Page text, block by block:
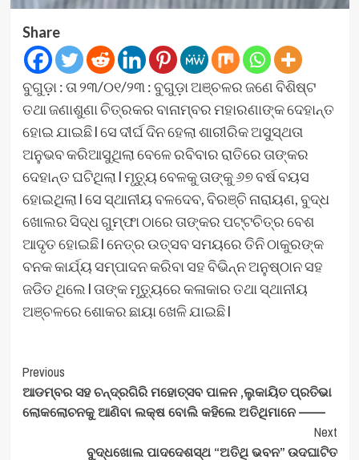
Share
ବୁଗୁଡ଼ା : ତା ୨୩/୦୧/୨୩ : ବୁଗୁଡ଼ା ଅଞ୍ଚଳର ଜଣେ ବିଶିଷ୍ଟ
ତଥା ଜଣାଶୁଣା ଚିତ୍ରକର ବାନାମ୍ବର ମହାରଣାଙ୍କ ଦେହାନ୍ତ
ହୋଇ ଯାଇଛି l ସେ ଦୀର୍ଘ ଦିନ ହେଲା ଶାରୀରିକ ଅସୁସ୍ଥତା
ଅନୁଭବ କରିଆସୁଥିଲା ବେଳେ ରବିବାର ରାତିରେ ତାଙ୍କର
ଦେହାନ୍ତ ଘଟିଥିଲା l ମୃତ୍ୟୁ ବେଳକୁ ତାଙ୍କୁ ୬୭ ବର୍ଷ ବୟସ
ହୋଇଥିଲା l ସେ ସ୍ଥାନୀୟ ବଳଦେବ, ବିରଞ୍ଚି ନାରାୟଣ, ବୁଦ୍ଧ
ଖୋଲର ସିଦ୍ଧ ଗୁମ୍ଫା ଠାରେ ତାଙ୍କର ପଟ୍ଟଚିତ୍ର ବେଶ
ଆଦୃତ ହୋଇଛି l ନେତ୍ର ଉତ୍ସବ ସମୟରେ ତିନି ଠାକୁରଙ୍କ
ବନକ କାର୍ଯ୍ୟ ସମ୍ପାଦନ କରିବା ସହ ବିଭିନ୍ନ ଅନୁଷ୍ଠାନ ସହ
ଜଡିତ ଥିଲେ l ତାଙ୍କ ମୃତ୍ୟୁରେ କଳାକାର ତଥା ସ୍ଥାନୀୟ
ଅଞ୍ଚଳରେ ଶୋକର ଛାୟା ଖେଳି ଯାଇଛି l
Post
Navigation
Previous
ଆଡମ୍ବର ସହ ଚନ୍ଦ୍ରଗିରି ମହୋତ୍ସବ ପାଳନ ,ଲୁକାୟିତ ପ୍ରତିଭା
ଲୋକଲୋଚନକୁ ଆଣିବା ଲକ୍ଷ ବୋଲି କହିଲେ ଅତିଥିମାନେ ——–
Next
ବୁଦ୍ଧଖୋଲ ପାଦଦେଶସ୍ଥ “ଅତିଥି ଭବନ” ଉଦଘାଟିତ